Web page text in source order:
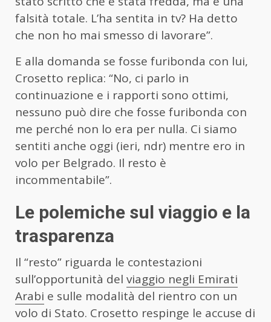
falsità totale. L’ha sentita in tv? Ha detto
che non ho mai smesso di lavorare”.
E alla domanda se fosse furibonda con lui,
Crosetto replica: “No, ci parlo in
continuazione e i rapporti sono ottimi,
nessuno può dire che fosse furibonda con
me perché non lo era per nulla. Ci siamo
sentiti anche oggi (ieri, ndr) mentre ero in
volo per Belgrado. Il resto è
incommentabile”.
Le polemiche sul viaggio e la
trasparenza
Il “resto” riguarda le contestazioni
sull’opportunità del viaggio negli Emirati
Arabi e sulle modalità del rientro con un
volo di Stato. Crosetto respinge le accuse di